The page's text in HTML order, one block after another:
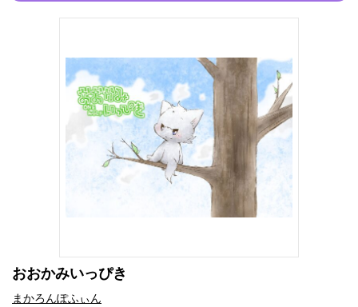
おおかみいっぴき
まかろんぽふぃん